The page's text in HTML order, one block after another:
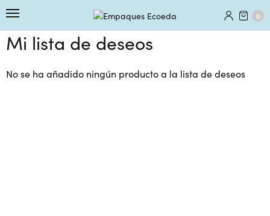
0
Mi lista de deseos
No se ha añadido ningún producto a la lista de deseos